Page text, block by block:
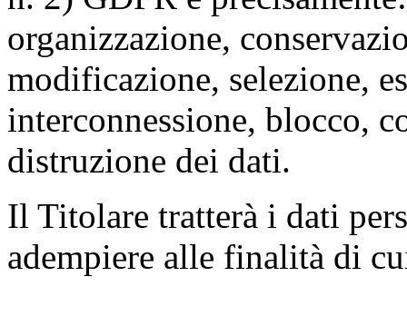
organizzazione,
modificazione, selezione,
interconnessione, blocco,
distruzione dei dati.
Il Titolare tratterà i dati
adempiere alle finalità di